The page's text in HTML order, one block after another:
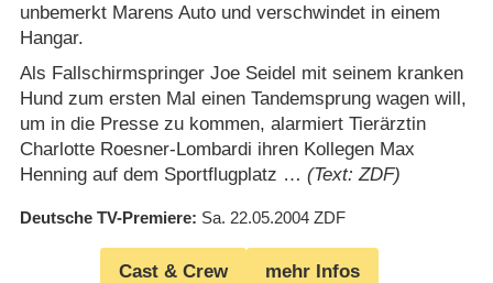
unbemerkt Marens Auto und verschwindet in einem
Hangar.
Als Fallschirmspringer Joe Seidel mit seinem kranken
Hund zum ersten Mal einen Tandemsprung wagen will,
um in die Presse zu kommen, alarmiert Tierärztin
Charlotte Roesner-Lombardi ihren Kollegen Max
Henning auf dem Sportflugplatz … (Text: ZDF)
Deutsche TV-Premiere Sa. 22.05.2004 ZDF
Cast & Crew mehr Infos